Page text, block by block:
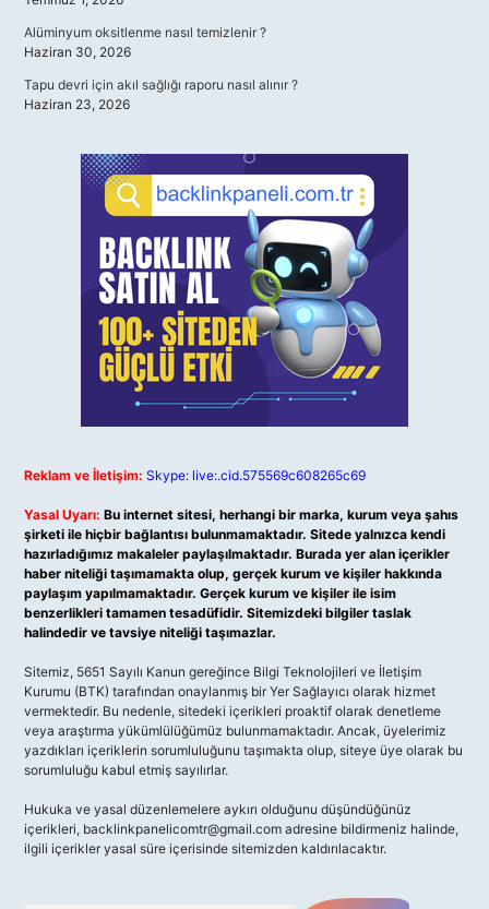
Alüminyum oksitlenme nasıl temizlenir ?
Haziran 30, 2026
Tapu devri için akıl sağlığı raporu nasıl alınır ?
Haziran 23, 2026
Reklam ve İletişim: Skype: live:.cid.575569c608265c69
Yasal Uyarı: Bu internet sitesi, herhangi bir marka, kurum veya şahıs
şirketi ile hiçbir bağlantısı bulunmamaktadır. Sitede yalnızca kendi
hazırladığımız makaleler paylaşılmaktadır. Burada yer alan içerikler
haber niteliği taşımamakta olup, gerçek kurum ve kişiler hakkında
paylaşım yapılmamaktadır. Gerçek kurum ve kişiler ile isim
benzerlikleri tamamen tesadüfidir. Sitemizdeki bilgiler taslak
halindedir ve tavsiye niteliği taşımazlar.
Sitemiz, 5651 Sayılı Kanun gereğince Bilgi Teknolojileri ve İletişim
Kurumu (BTK) tarafından onaylanmış bir Yer Sağlayıcı olarak hizmet
vermektedir. Bu nedenle, sitedeki içerikleri proaktif olarak denetleme
veya araştırma yükümlülüğümüz bulunmamaktadır. Ancak, üyelerimiz
yazdıkları içeriklerin sorumluluğunu taşımakta olup, siteye üye olarak bu
sorumluluğu kabul etmiş sayılırlar.
Hukuka ve yasal düzenlemelere aykırı olduğunu düşündüğünüz
içerikleri, backlinkpanelicomtr@gmail.com adresine bildirmeniz halinde,
ilgili içerikler yasal süre içerisinde sitemizden kaldırılacaktır.